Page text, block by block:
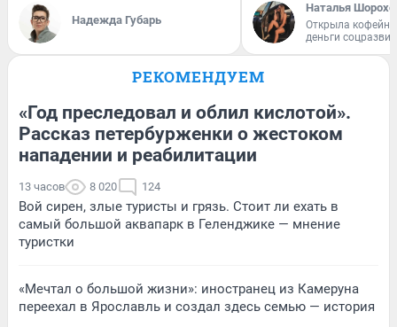
Надежда Губарь
Наталья
Открыла
деньги
РЕКОМЕНДУЕМ
«Год преследовал и облил кислотой».
Рассказ петербурженки о жестоком
нападении и реабилитации
13 часов 8 020 124
Вой сирен, злые туристы и грязь. Стоит ли ехать в
самый большой аквапарк в Геленджике — мнение
туристки
«Мечтал о большой жизни»: иностранец из Камеруна
переехал в Ярославль и создал здесь семью — история